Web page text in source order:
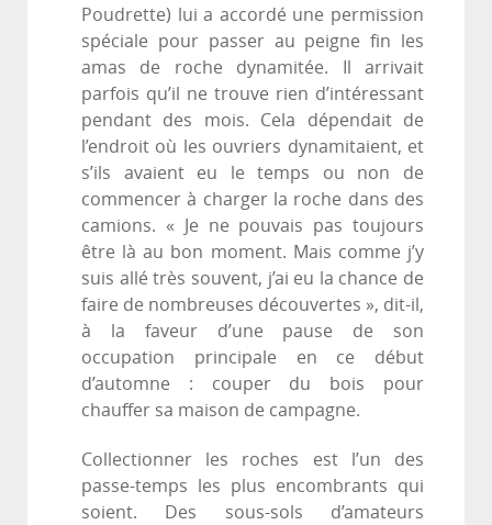
Poudrette) lui a accordé une permission
spéciale pour passer au peigne fin les
amas de roche dynamitée. Il arrivait
parfois qu’il ne trouve rien d’intéressant
pendant des mois. Cela dépendait de
l’endroit où les ouvriers dynamitaient, et
s’ils avaient eu le temps ou non de
commencer à charger la roche dans des
camions. « Je ne pouvais pas toujours
être là au bon moment. Mais comme j’y
suis allé très souvent, j’ai eu la chance de
faire de nombreuses découvertes », dit-il,
à la faveur d’une pause de son
occupation principale en ce début
d’automne : couper du bois pour
chauffer sa maison de campagne.
Collectionner les roches est l’un des
passe-temps les plus encombrants qui
soient. Des sous-sols d’amateurs